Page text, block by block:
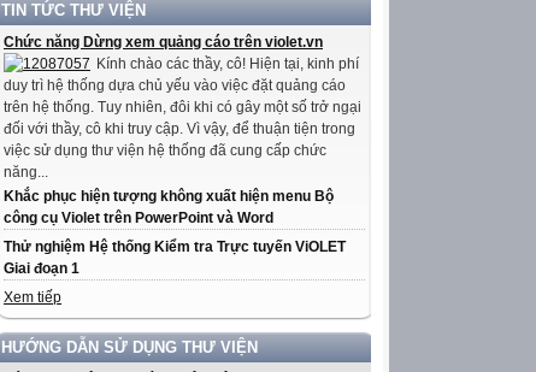
TIN TỨC THƯ VIỆN
Chức năng Dừng xem quảng cáo trên violet.vn
Kính chào các thầy, cô! Hiện tại, kinh phí
duy trì hệ thống dựa chủ yếu vào việc đặt quảng cáo
trên hệ thống. Tuy nhiên, đôi khi có gây một số trở ngại
đối với thầy, cô khi truy cập. Vì vậy, để thuận tiện trong
việc sử dụng thư viện hệ thống đã cung cấp chức
năng...
Khắc phục hiện tượng không xuất hiện menu Bộ
công cụ Violet trên PowerPoint và Word
Thử nghiệm Hệ thống Kiểm tra Trực tuyến ViOLET
Giai đoạn 1
Xem tiếp
HƯỚNG DẪN SỬ DỤNG THƯ VIỆN